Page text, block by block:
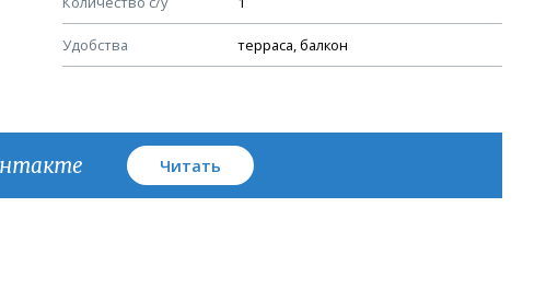
Удобства терраса, балкон
План кровли
Читать